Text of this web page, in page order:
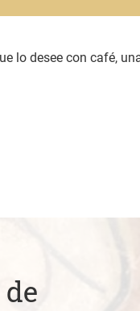
lo desee con café,